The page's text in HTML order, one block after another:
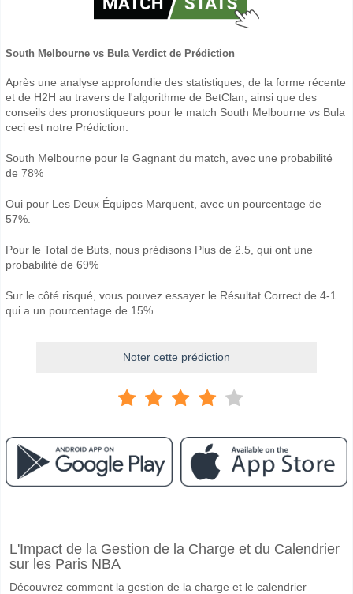
South Melbourne vs Bula Verdict de Prédiction
Après une analyse approfondie des statistiques, de la forme récente
et de H2H au travers de l'algorithme de BetClan, ainsi que des
conseils des pronostiqueurs pour le match South Melbourne vs Bula
ceci est notre Prédiction:
South Melbourne pour le Gagnant du match, avec une probabilité
de 78%
Oui pour Les Deux Équipes Marquent, avec un pourcentage de
57%.
Pour le Total de Buts, nous prédisons Plus de 2.5, qui ont une
probabilité de 69%
Sur le côté risqué, vous pouvez essayer le Résultat Correct de 4-1
qui a un pourcentage de 15%.
Noter cette prédiction
Le match entre South Melbourne v Bula 12 May 2026 04:00.
L'Impact de la Gestion de la Charge et du Calendrier
sur les Paris NBA
Découvrez comment la gestion de la charge et le calendrier